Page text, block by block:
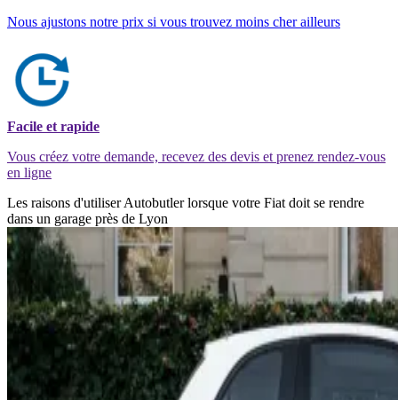
Nous ajustons notre prix si vous trouvez moins cher ailleurs
Facile et rapide
Vous créez votre demande, recevez des devis et prenez rendez-vous
en ligne
Les raisons d'utiliser Autobutler lorsque votre Fiat doit se rendre
dans un garage près de Lyon